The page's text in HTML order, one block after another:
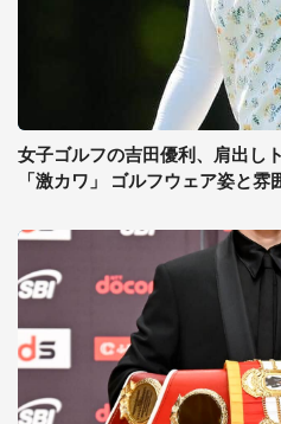
女子ゴルフの吉田優利、肩出し
「激カワ」 ゴルフウェア姿と雰